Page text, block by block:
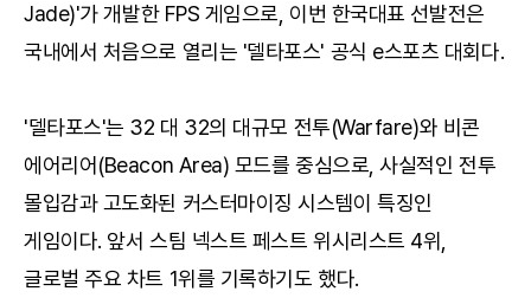
Jade)'가 개발한 FPS 게임으로, 이번 한국대표 선발전은
국내에서 처음으로 열리는 '델타포스' 공식 e스포츠 대회다.
'델타포스'는 32 대 32의 대규모 전투(Warfare)와 비콘
에어리어(Beacon Area) 모드를 중심으로, 사실적인 전투
몰입감과 고도화된 커스터마이징 시스템이 특징인
게임이다. 앞서 스팀 넥스트 페스트 위시리스트 4위,
글로벌 주요 차트 1위를 기록하기도 했다.